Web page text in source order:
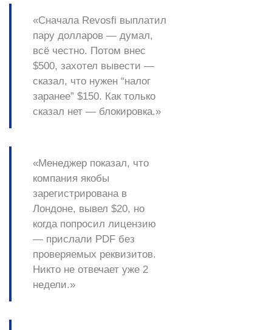
«Сначала Revosfi выплатил
пару долларов — думал,
всё честно. Потом внес
$500, захотел вывести —
сказал, что нужен “налог
заранее” $150. Как только
сказал нет — блокировка.»
«Менеджер показал, что
компания якобы
зарегистрирована в
Лондоне, вывел $20, но
когда попросил лицензию
— прислали PDF без
проверяемых реквизитов.
Никто не отвечает уже 2
недели.»